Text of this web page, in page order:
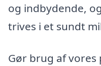
og indbydende,
trives i et sundt
Gør brug af